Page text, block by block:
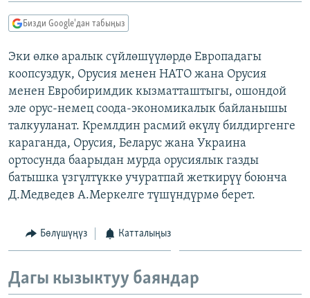
ДАНИСТЕ
ЭЖЕ-СИҢДИЛЕР
АЗАТТЫК+
ЫҢГАЙСЫЗ СУРООЛОР
ОНЛАЙН ШЕРИНЕ
ЭЕ/АРнун бардык сайттары
Бизди Google'дан табыңыз
Эки өлкө аралык сүйлөшүүлөрдө Европадагы
коопсуздук, Орусия менен НАТО жана Орусия
менен Евробиримдик кызматташтыгы, ошондой
эле орус-немец соода-экономикалык байланышы
талкууланат. Кремлдин расмий өкүлү билдиргенге
караганда, Орусия, Беларус жана Украина
ортосунда баарыдан мурда орусиялык газды
батышка үзгүлтүккө учуратпай жеткирүү боюнча
Д.Медведев А.Меркелге түшүндүрмө берет.
Бөлүшүңүз Катталыңыз
Дагы кызыктуу баяндар